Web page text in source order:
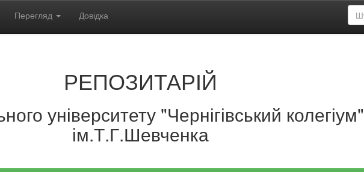
Перегляд Довідка
РЕПОЗИТАРІЙ
університету "Чернігівський колегіум"
ім.Т.Г.Шевченка